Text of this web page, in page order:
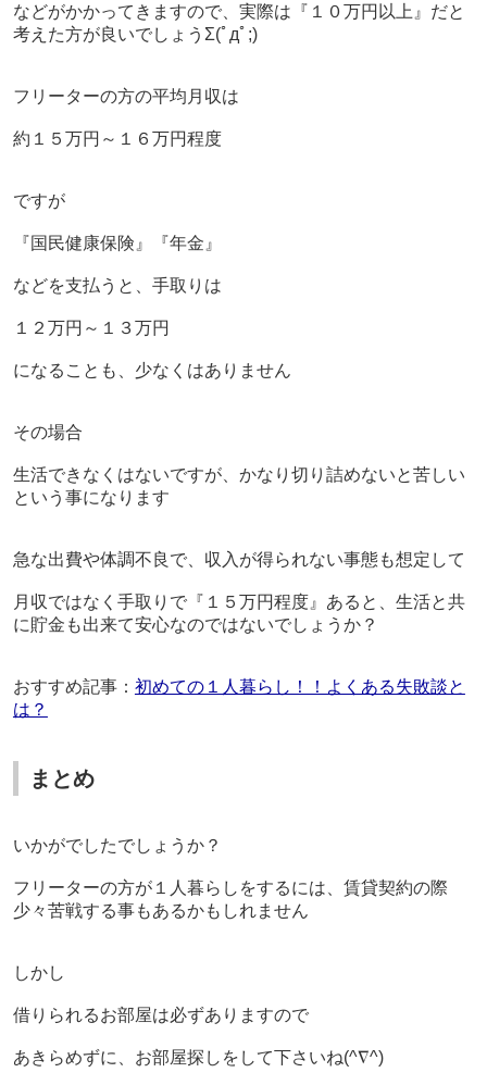
などがかかってきますので、実際は『１０万円以上』だと
考えた方が良いでしょう Σ(ﾟдﾟ;)
フリーターの方の平均月収は
約１５万円～１６万円程度
ですが
『国民健康保険』『年金』
などを支払うと、手取りは
１２万円～１３万円
になることも、少なくはありません
その場合
生活できなくはないですが、かなり切り詰めないと苦しい
という事になります
急な出費や体調不良で、収入が得られない事態も想定して
月収ではなく手取りで『１５万円程度』あると、生活と共
に貯金も出来て安心なのではないでしょうか？
おすすめ記事： 初めての１人暮らし！！よくある失敗談と
は？
まとめ
いかがでしたでしょうか？
フリーターの方が１人暮らしをするには、賃貸契約の際
少々苦戦する事もあるかもしれません
しかし
借りられるお部屋は必ずありますので
あきらめずに、お部屋探しをして下さいね(^∇^)